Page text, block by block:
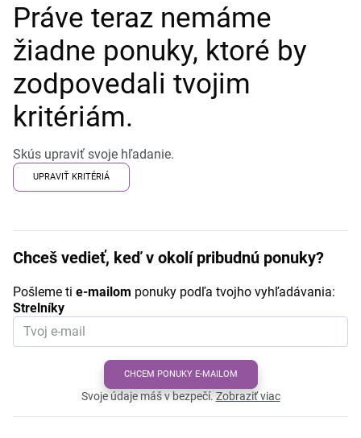
Práve teraz nemáme
žiadne ponuky, ktoré by
zodpovedali tvojim
kritériám.
Skús upraviť svoje hľadanie.
UPRAVIŤ KRITÉRIÁ
Chceš vedieť, keď v okolí pribudnú ponuky?
Pošleme ti e-mailom ponuky podľa tvojho vyhľadávania:
Strelníky
CHCEM PONUKY E-MAILOM
Svoje údaje máš v bezpečí.Zobraziť viac